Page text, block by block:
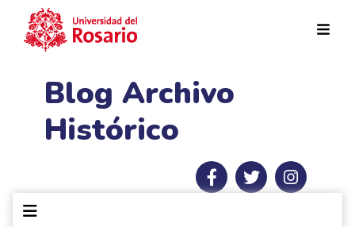
Blog Archivo
Histórico